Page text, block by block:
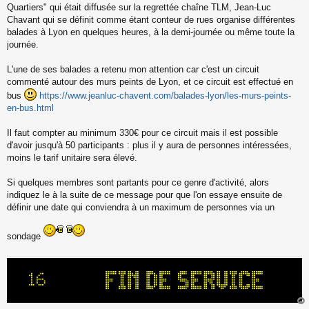
s
s
a
g
e
o
n
u
Quartiers" qui était diffusée sur la regrettée chaîne TLM, Jean-Luc
Chavant qui se définit comme étant conteur de rues organise différentes
balades à Lyon en quelques heures, à la demi-journée ou même toute la
journée.
L'une de ses balades a retenu mon attention car c'est un circuit
commenté autour des murs peints de Lyon, et ce circuit est effectué en
bus
https://www.jeanluc-chavent.com/balades-lyon/les-murs-peints-
en-bus.html
Il faut compter au minimum 330€ pour ce circuit mais il est possible
d'avoir jusqu'à 50 participants : plus il y aura de personnes intéressées,
moins le tarif unitaire sera élevé.
Si quelques membres sont partants pour ce genre d'activité, alors
indiquez le à la suite de ce message pour que l'on essaye ensuite de
définir une date qui conviendra à un maximum de personnes via un
sondage